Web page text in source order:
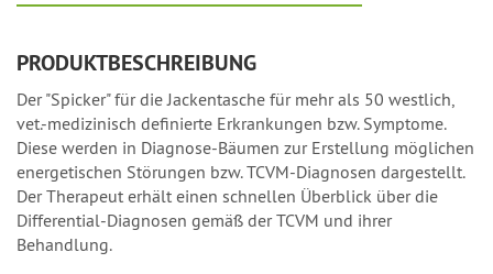
PRODUKTBESCHREIBUNG
Der "Spicker" für die Jackentasche für mehr als 50 westlich,
vet.-medizinisch definierte Erkrankungen bzw. Symptome.
Diese werden in Diagnose-Bäumen zur Erstellung möglichen
energetischen Störungen bzw. TCVM-Diagnosen dargestellt.
Der Therapeut erhält einen schnellen Überblick über die
Differential-Diagnosen gemäß der TCVM und ihrer
Behandlung.